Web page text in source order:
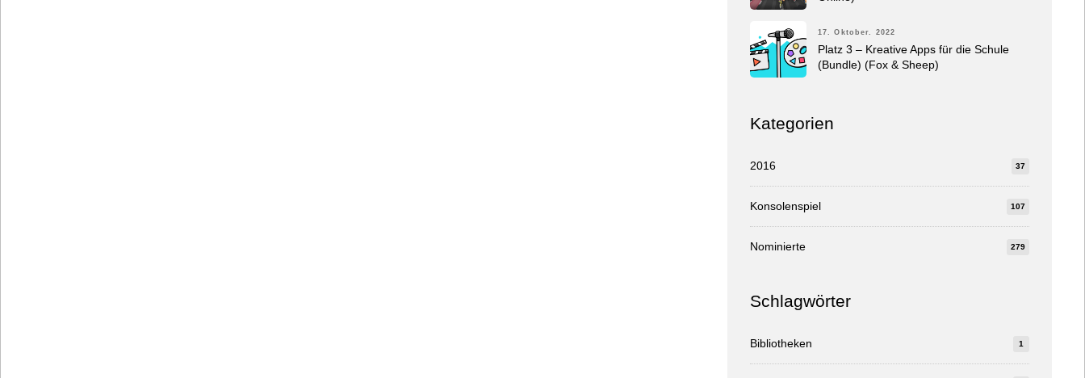
17. Oktober. 2022
Platz 3 – Kreative Apps für die Schule
(Bundle) (Fox & Sheep)
Kategorien
2016 37
Konsolenspiel 107
Nominierte 279
Schlagwörter
Bibliotheken 1